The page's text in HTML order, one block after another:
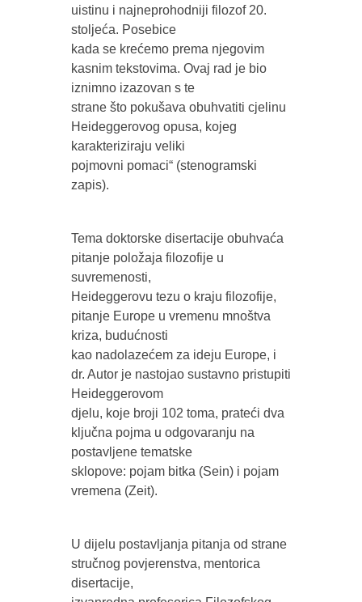
uistinu i najneprohodniji filozof 20.
stoljeća. Posebice
kada se krećemo prema njegovim
kasnim tekstovima. Ovaj rad je bio
iznimno izazovan s te
strane što pokušava obuhvatiti cjelinu
Heideggerovog opusa, kojeg
karakteriziraju veliki
pojmovni pomaci“ (stenogramski
zapis).
Tema doktorske disertacije obuhvaća
pitanje položaja filozofije u
suvremenosti,
Heideggerovu tezu o kraju filozofije,
pitanje Europe u vremenu mnoštva
kriza, budućnosti
kao nadolazećem za ideju Europe, i
dr. Autor je nastojao sustavno pristupiti
Heideggerovom
djelu, koje broji 102 toma, prateći dva
ključna pojma u odgovaranju na
postavljene tematske
sklopove: pojam bitka (Sein) i pojam
vremena (Zeit).
U dijelu postavljanja pitanja od strane
stručnog povjerenstva, mentorica
disertacije,